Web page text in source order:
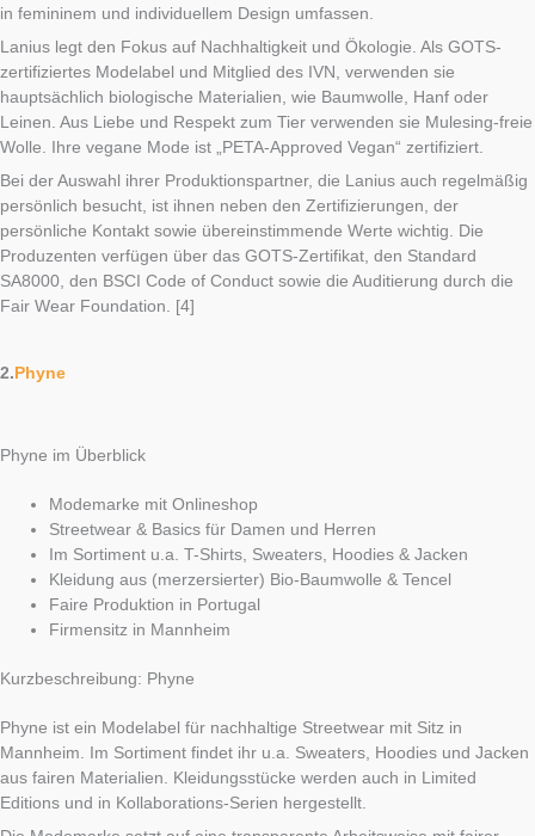
in femininem und individuellem Design umfassen.
Lanius legt den Fokus auf Nachhaltigkeit und Ökologie. Als GOTS-
zertifiziertes Modelabel und Mitglied des IVN, verwenden sie
hauptsächlich biologische Materialien, wie Baumwolle, Hanf oder
Leinen. Aus Liebe und Respekt zum Tier verwenden sie Mulesing-freie
Wolle. Ihre vegane Mode ist „PETA-Approved Vegan“ zertifiziert.
Bei der Auswahl ihrer Produktionspartner, die Lanius auch regelmäßig
persönlich besucht, ist ihnen neben den Zertifizierungen, der
persönliche Kontakt sowie übereinstimmende Werte wichtig. Die
Produzenten verfügen über das GOTS-Zertifikat, den Standard
SA8000, den BSCI Code of Conduct sowie die Auditierung durch die
Fair Wear Foundation. [4]
2.Phyne
Phyne im Überblick
Modemarke mit Onlineshop
Streetwear & Basics für Damen und Herren
Im Sortiment u.a. T-Shirts, Sweaters, Hoodies & Jacken
Kleidung aus (merzersierter) Bio-Baumwolle & Tencel
Faire Produktion in Portugal
Firmensitz in Mannheim
Kurzbeschreibung: Phyne
Phyne ist ein Modelabel für nachhaltige Streetwear mit Sitz in
Mannheim. Im Sortiment findet ihr u.a. Sweaters, Hoodies und Jacken
aus fairen Materialien. Kleidungsstücke werden auch in Limited
Editions und in Kollaborations-Serien hergestellt.